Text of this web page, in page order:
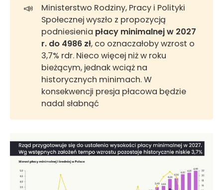
📣
Ministerstwo Rodziny, Pracy i Polityki
Społecznej wyszło z propozycją
podniesienia płacy minimalnej w 2027
r. do 4986 zł, co oznaczałoby wzrost o
3,7% rdr. Nieco więcej niż w roku
bieżącym, jednak wciąż na
historycznych minimach. W
konsekwencji presja płacowa będzie
nadal słabnąć